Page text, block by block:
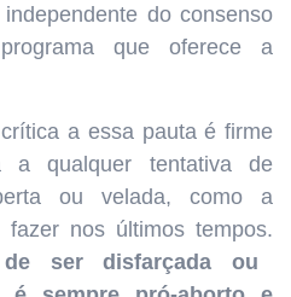
do consenso
que oferece a
a essa pauta é firme
a qualquer tentativa de
ou velada, como a
nos últimos tempos.
de ser disfarçada ou